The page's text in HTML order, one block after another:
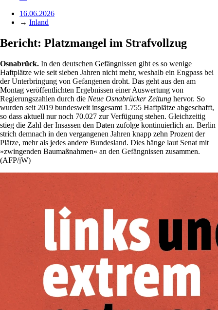
16.06.2026
→ Inland
Bericht: Platzmangel im Strafvollzug
Osnabrück. In den deutschen Gefängnissen gibt es so wenige
Haftplätze wie seit sieben Jahren nicht mehr, weshalb ein Engpass bei
der Unterbringung von Gefangenen droht. Das geht aus den am
Montag veröffentlichten Ergebnissen einer Auswertung von
Regierungszahlen durch die Neue Osnabrücker Zeitung hervor. So
wurden seit 2019 bundesweit insgesamt 1.755 Haftplätze abgeschafft,
so dass aktuell nur noch 70.027 zur Verfügung stehen. Gleichzeitig
stieg die Zahl der Insassen den Daten zufolge kontinuierlich an. Berlin
strich demnach in den vergangenen Jahren knapp zehn Prozent der
Plätze, mehr als jedes andere Bundesland. Dies hänge laut Senat mit
»zwingenden Baumaßnahmen« an den Gefängnissen zusammen.
(AFP/jW)